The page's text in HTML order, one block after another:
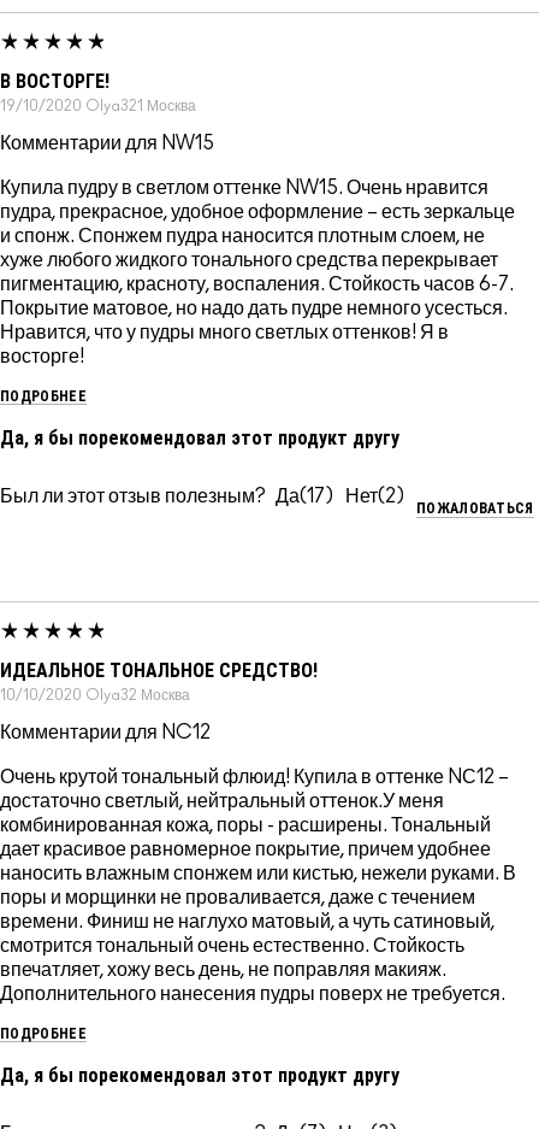
В ВОСТОРГЕ!
19/10/2020 Olya321 Москва
Комментарии для NW15
Купила пудру в светлом оттенке NW15. Очень нравится
пудра, прекрасное, удобное оформление – есть зеркальце
и спонж. Спонжем пудра наносится плотным слоем, не
хуже любого жидкого тонального средства перекрывает
пигментацию, красноту, воспаления. Стойкость часов 6-7.
Покрытие матовое, но надо дать пудре немного усесться.
Нравится, что у пудры много светлых оттенков! Я в
восторге!
ПОДРОБНЕЕ
Да, я бы порекомендовал этот продукт другу
Был ли этот отзыв полезным? 17 2
ПОЖАЛОВАТЬСЯ
ИДЕАЛЬНОЕ ТОНАЛЬНОЕ СРЕДСТВО!
10/10/2020 Olya32 Москва
Комментарии для NC12
Очень крутой тональный флюид! Купила в оттенке NС12 –
достаточно светлый, нейтральный оттенок.У меня
комбинированная кожа, поры - расширены. Тональный
дает красивое равномерное покрытие, причем удобнее
наносить влажным спонжем или кистью, нежели руками. В
поры и морщинки не проваливается, даже с течением
времени. Финиш не наглухо матовый, а чуть сатиновый,
смотрится тональный очень естественно. Стойкость
впечатляет, хожу весь день, не поправляя макияж.
Дополнительного нанесения пудры поверх не требуется.
ПОДРОБНЕЕ
Да, я бы порекомендовал этот продукт другу